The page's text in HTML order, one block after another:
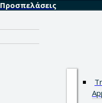
Προσπελάσεις